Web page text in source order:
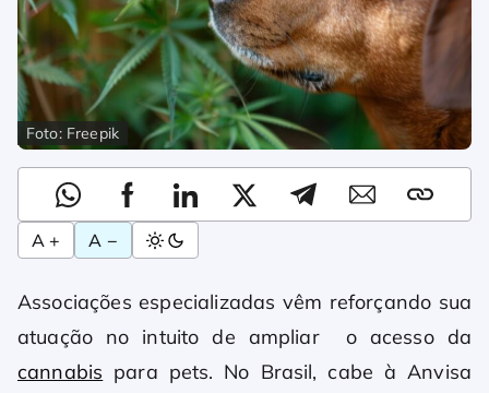
Foto: Freepik
A + A −
Associações especializadas vêm reforçando sua
atuação no intuito de ampliar o acesso da
cannabis para pets. No Brasil, cabe à Anvisa